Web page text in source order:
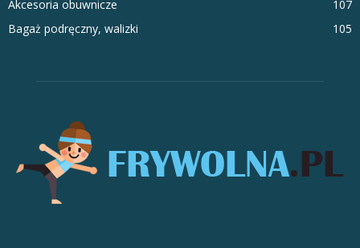
Akcesoria obuwnicze
107
Bagaż podręczny, walizki
105